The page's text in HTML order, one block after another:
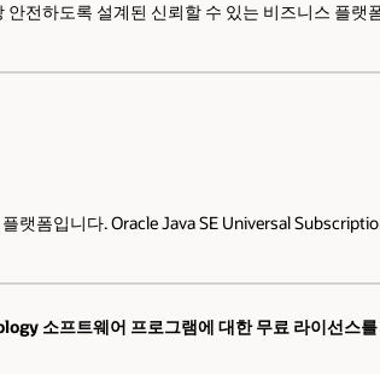
전하도록 설계된 신뢰할 수 있는 비즈니스 플랫
랫폼입니다. Oracle Java SE Universal
소프트웨어 프로그램에 대한 무료 라이선스